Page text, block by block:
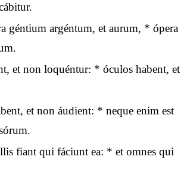
géntium argéntum, et aurum, * ópera
et non loquéntur: * óculos habent, et
et non áudient: * neque enim est
fiant qui fáciunt ea: * et omnes qui